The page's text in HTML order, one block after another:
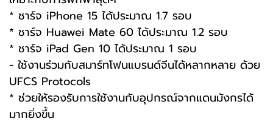
* ชาร์จ iPhone 15 ได้ประมาณ 1.7 รอบ
* ชาร์จ Huawei Mate 60 ได้ประมาณ 1.2 รอบ
* ชาร์จ iPad Gen 10 ได้ประมาณ 1 รอบ
- ใช้งานร่วมกับสมาร์ทโฟนแบรนด์จีนได้หลากหลาย ด้วย
UFCS Protocols
* ช่วยให้รองรับการใช้งานกับอุปกรณ์จากแดนมังกรได้
มากยิ่งขึ้น